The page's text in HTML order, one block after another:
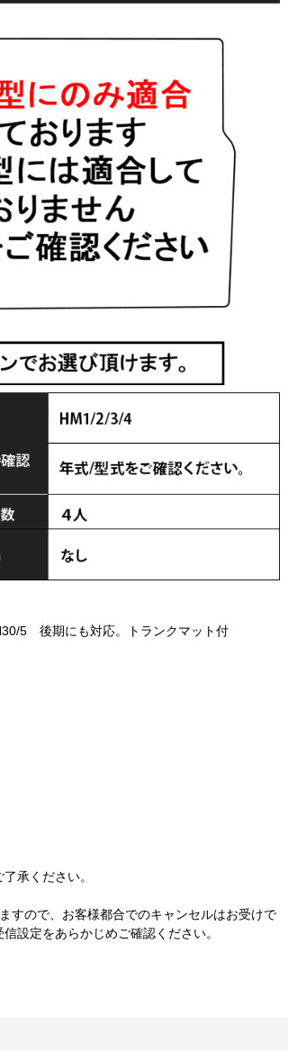
5 後期にも対応。トランクマット付
承ください。
すので、お客様都合でのキャンセルはお受けで
設定をあらかじめご確認ください。